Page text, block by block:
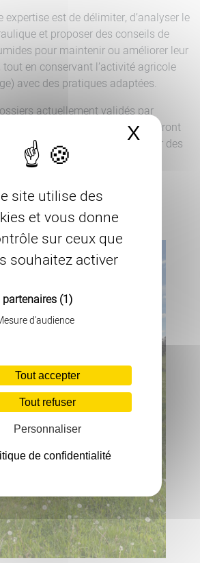
site utilise des
et vous donne
sur ceux que
souhaitez activer
partenaires (1)
d'audience
Tout accepter
Tout refuser
Personnaliser
de confidentialité
X
expertise est de délimiter, d’analyser le
et proposer des conseils de
pour maintenir ou améliorer leur
en conservant l’activité agricole
avec des pratiques adaptées.
actuellement validés par
600 ha de zones humides seront
l’automne, avant la mise à jour des
contacter l’association
57 – mail :